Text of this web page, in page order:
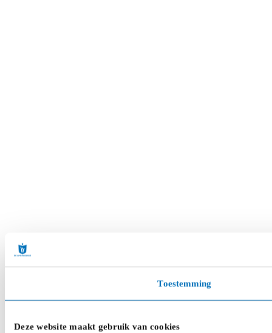
Toestemming
Deze website maakt gebruik van cookies